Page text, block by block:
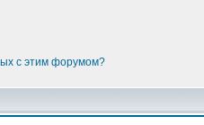
с этим форумом?